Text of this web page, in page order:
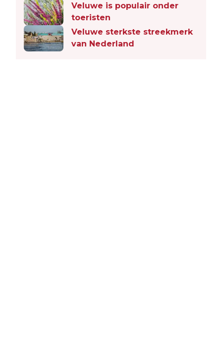
Veluwe is populair onder
toeristen
Veluwe sterkste streekmerk
van Nederland